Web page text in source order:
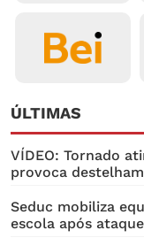
ÚLTIMAS
VÍDEO: Tornado
provoca
Seduc mobiliza
escola após